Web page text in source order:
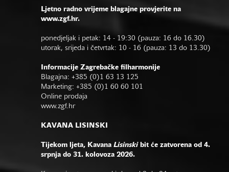
Ljetno radno vrijeme blagajne provjerite na
www.zgf.hr.
ponedjeljak i petak: 14 - 19:30 (pauza: 16 do 16.30)
utorak, srijeda i četvrtak: 10 - 16 (pauza: 13 do 13.30)
Informacije Zagrebačke filharmonije
Blagajna: +385 (0)1 63 13 125
Marketing: +385 (0)1 60 60 101
Online prodaja
www.zgf.hr
KAVANA LISINSKI
Tijekom ljeta, Kavana Lisinskibit će zatvorena od 4.
srpnja do 31. kolovoza 2026.